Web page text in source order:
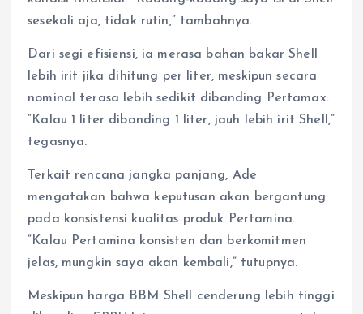
sesekali aja, tidak rutin,” tambahnya.
Dari segi efisiensi, ia merasa bahan bakar Shell
lebih irit jika dihitung per liter, meskipun secara
nominal terasa lebih sedikit dibanding Pertamax.
“Kalau 1 liter dibanding 1 liter, jauh lebih irit Shell,”
tegasnya.
Terkait rencana jangka panjang, Ade
mengatakan bahwa keputusan akan bergantung
pada konsistensi kualitas produk Pertamina.
“Kalau Pertamina konsisten dan berkomitmen
jelas, mungkin saya akan kembali,” tutupnya.
Meskipun harga BBM Shell cenderung lebih tinggi